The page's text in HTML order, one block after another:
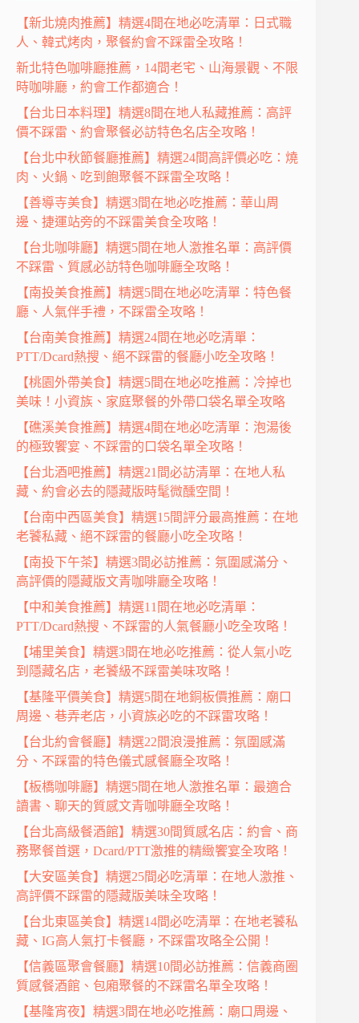
【新北燒肉推薦】精選4間在地必吃清單：日式職
人、韓式烤肉，聚餐約會不踩雷全攻略！
新北特色咖啡廳推薦，14間老宅、山海景觀、不限
時咖啡廳，約會工作都適合！
【台北日本料理】精選8間在地人私藏推薦：高評
價不踩雷、約會聚餐必訪特色名店全攻略！
【台北中秋節餐廳推薦】精選24間高評價必吃：燒
肉、火鍋、吃到飽聚餐不踩雷全攻略！
【善導寺美食】精選3間在地必吃推薦：華山周
邊、捷運站旁的不踩雷美食全攻略！
【台北咖啡廳】精選5間在地人激推名單：高評價
不踩雷、質感必訪特色咖啡廳全攻略！
【南投美食推薦】精選5間在地必吃清單：特色餐
廳、人氣伴手禮，不踩雷全攻略！
【台南美食推薦】精選24間在地必吃清單：
PTT/Dcard熱搜、絕不踩雷的餐廳小吃全攻略！
【桃園外帶美食】精選5間在地必吃推薦：冷掉也
美味！小資族、家庭聚餐的外帶口袋名單全攻略
【礁溪美食推薦】精選4間在地必吃清單：泡湯後
的極致饗宴、不踩雷的口袋名單全攻略！
【台北酒吧推薦】精選21間必訪清單：在地人私
藏、約會必去的隱藏版時髦微醺空間！
【台南中西區美食】精選15間評分最高推薦：在地
老饕私藏、絕不踩雷的餐廳小吃全攻略！
【南投下午茶】精選3間必訪推薦：氛圍感滿分、
高評價的隱藏版文青咖啡廳全攻略！
【中和美食推薦】精選11間在地必吃清單：
PTT/Dcard熱搜、不踩雷的人氣餐廳小吃全攻略！
【埔里美食】精選3間在地必吃推薦：從人氣小吃
到隱藏名店，老饕級不踩雷美味攻略！
【基隆平價美食】精選5間在地銅板價推薦：廟口
周邊、巷弄老店，小資族必吃的不踩雷攻略！
【台北約會餐廳】精選22間浪漫推薦：氛圍感滿
分、不踩雷的特色儀式感餐廳全攻略！
【板橋咖啡廳】精選5間在地人激推名單：最適合
讀書、聊天的質感文青咖啡廳全攻略！
【台北高級餐酒館】精選30間質感名店：約會、商
務聚餐首選，Dcard/PTT激推的精緻饗宴全攻略！
【大安區美食】精選25間必吃清單：在地人激推、
高評價不踩雷的隱藏版美味全攻略！
【台北東區美食】精選14間必吃清單：在地老饕私
藏、IG高人氣打卡餐廳，不踩雷攻略全公開！
【信義區聚會餐廳】精選10間必訪推薦：信義商圈
質感餐酒館、包廂聚餐的不踩雷名單全攻略！
【基隆宵夜】精選3間在地必吃推薦：廟口周邊、